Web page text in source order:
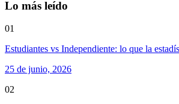
Lo más leído
01
Estudiantes vs Independiente: lo que la
25 de junio, 2026
02